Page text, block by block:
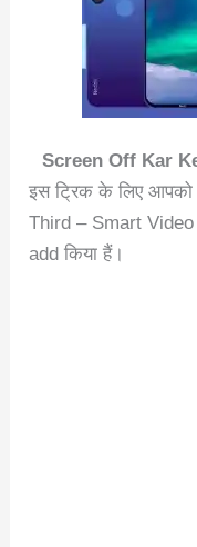
Screen Off Kar
इस ट्रिक के लिए
Third – Smart Video
add किया हैं।